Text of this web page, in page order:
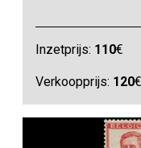
Inzetprijs: 110€
Verkoopprijs: 120€